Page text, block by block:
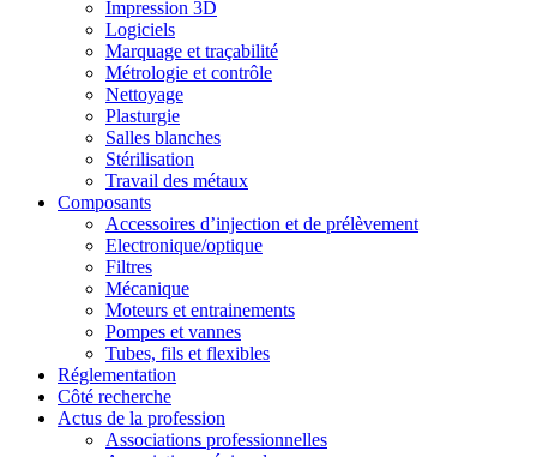
Impression 3D
Logiciels
Marquage et traçabilité
Métrologie et contrôle
Nettoyage
Plasturgie
Salles blanches
Stérilisation
Travail des métaux
Composants
Accessoires d’injection et de prélèvement
Electronique/optique
Filtres
Mécanique
Moteurs et entrainements
Pompes et vannes
Tubes, fils et flexibles
Réglementation
Côté recherche
Actus de la profession
Associations professionnelles